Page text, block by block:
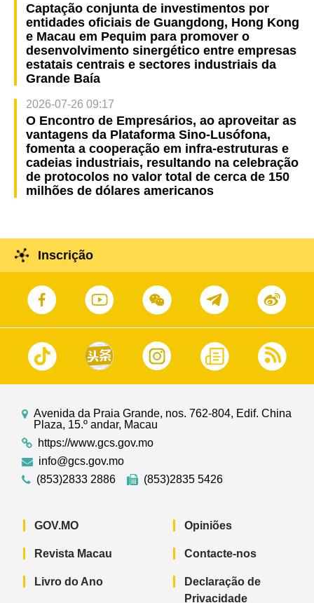
Captação conjunta de investimentos por
entidades oficiais de Guangdong, Hong Kong
e Macau em Pequim para promover o
desenvolvimento sinergético entre empresas
estatais centrais e sectores industriais da
Grande Baía
2026-07-26 09:17
O Encontro de Empresários, ao aproveitar as
vantagens da Plataforma Sino-Lusófona,
fomenta a cooperação em infra-estruturas e
cadeias industriais, resultando na celebração
de protocolos no valor total de cerca de 150
milhões de dólares americanos
Inscrição
Avenida da Praia Grande, nos. 762-804, Edif. China
Plaza, 15.º andar, Macau
https://www.gcs.gov.mo
info@gcs.gov.mo
(853)2833 2886
(853)2835 5426
GOV.MO
Revista Macau
Livro do Ano
Opiniões
Contacte-nos
Declaração de
Privacidade